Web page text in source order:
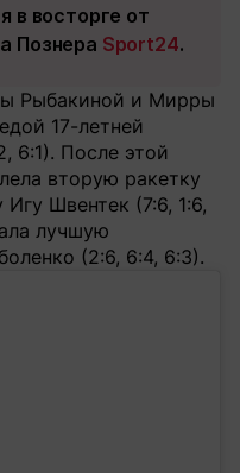
в восторге от
Познера Sport24.
Рыбакиной и Мирры
17-летней
6:1). После этой
вторую ракетку
Швентек (7:6, 1:6,
лучшую
(2:6, 6:4, 6:3).